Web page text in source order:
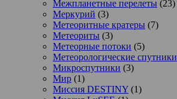
Межпланетные перелеты (23)
Меркурий (3)
Метеоритные кратеры (7)
Метеориты (3)
Метеорные потоки (5)
Метеорологические спутники
Микроспутники (3)
Мир (1)
Миссия DESTINY (1)